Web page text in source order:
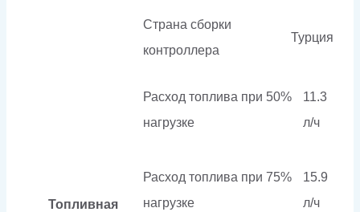
Страна сборки
контроллера
Турция
Топливная
Расход топлива при 50%
нагрузке
11.3
л/ч
Расход топлива при 75%
нагрузке
15.9
л/ч